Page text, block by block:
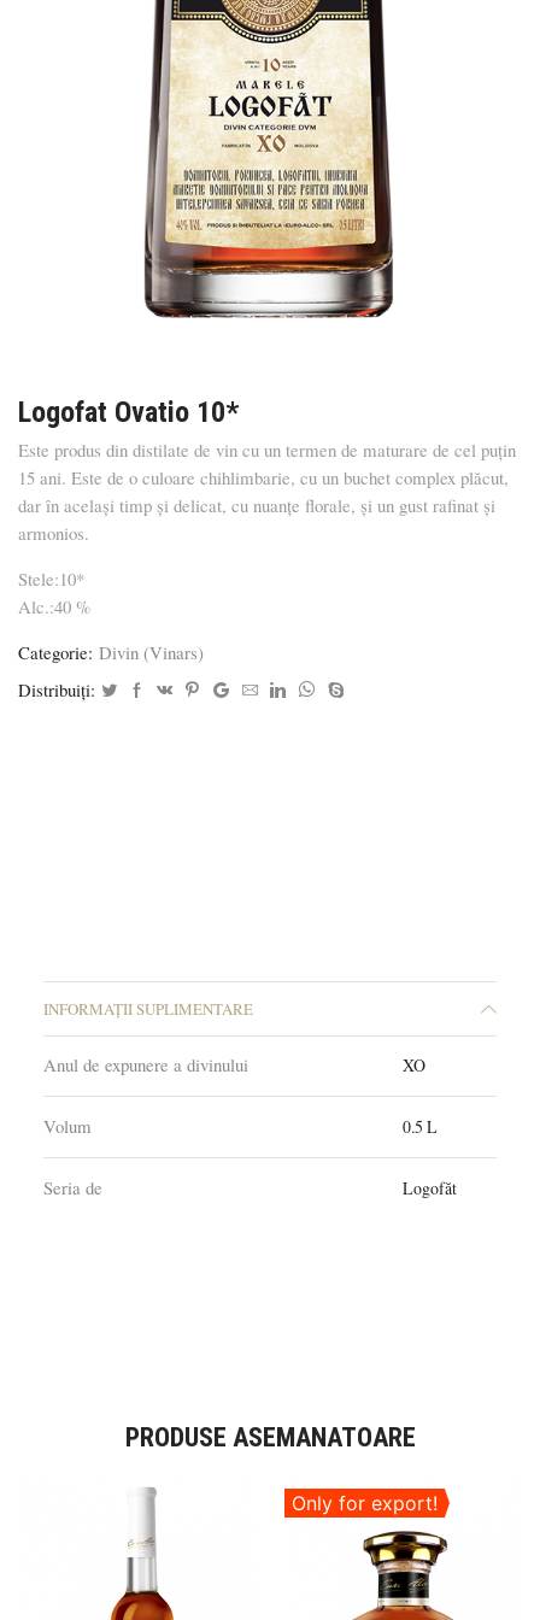
Logofat Ovatio 10*
Este produs din distilate de vin cu un termen de maturare de cel puțin
15 ani. Este de o culoare chihlimbarie, cu un buchet complex plăcut,
dar în același timp și delicat, cu nuanțe florale, și un gust rafinat și
armonios.
Stele:10*
Alc.:40 %
Categorie: Divin (Vinars)
Distribuiți:
INFORMAȚII SUPLIMENTARE
Anul de expunere a divinului XO
Volum 0.5 L
Seria de Logofăt
PRODUSE ASEMANATOARE
Only for export!